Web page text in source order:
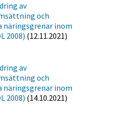
av
och
näringsgrenar inom
2008) (12.11.2021)
av
och
näringsgrenar inom
2008) (14.10.2021)